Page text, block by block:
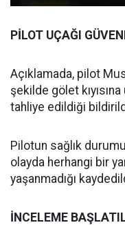
PİLOT UÇAĞI
Açıklamada, pilot
şekilde gölet
tahliye edildiği
Pilotun sağlık
olayda herhangi bir
yaşanmadığı
İNCELEME